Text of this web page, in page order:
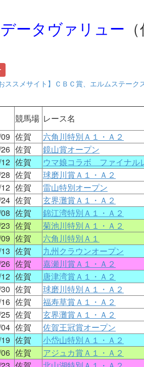
ータヴァリュー
ススメサイト】ＣＢＣ賞、エルムステーク
競馬場 レース名
佐賀 六角川特別Ａ１・Ａ２
佐賀 鏡山賞オープン
佐賀 ウマ娘コラボ ファイナル
佐賀 球磨川賞Ａ１・Ａ２
佐賀 雷山特別オープン
佐賀 玄界灘賞Ａ１・Ａ２
佐賀 錦江湾特別Ａ１・Ａ２
佐賀 菊池川特別Ａ１・Ａ２
佐賀 六角川特別Ａ１
佐賀 九州クラウンオープン
佐賀 嘉瀬川賞Ａ１・Ａ２
佐賀 唐津湾賞Ａ１・Ａ２
佐賀 球磨川特別Ａ１・Ａ２
佐賀 福寿草賞Ａ１・Ａ２
佐賀 玄界灘賞Ａ１・Ａ２
佐賀 佐賀王冠賞オープン
佐賀 小岱山特別Ａ１・Ａ２
佐賀 アジュカ賞Ａ１・Ａ２